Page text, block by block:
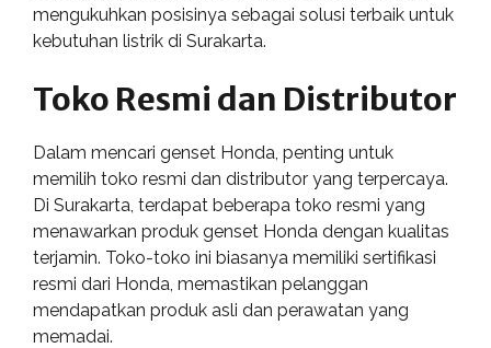
mengukuhkan posisinya sebagai solusi terbaik untuk
kebutuhan listrik di Surakarta.
Toko Resmi dan Distributor
Dalam mencari genset Honda, penting untuk
memilih toko resmi dan distributor yang terpercaya.
Di Surakarta, terdapat beberapa toko resmi yang
menawarkan produk genset Honda dengan kualitas
terjamin. Toko-toko ini biasanya memiliki sertifikasi
resmi dari Honda, memastikan pelanggan
mendapatkan produk asli dan perawatan yang
memadai.